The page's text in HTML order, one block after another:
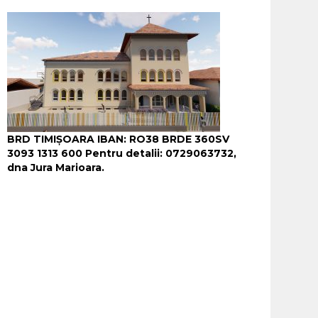
BRD TIMIȘOARA IBAN: RO38 BRDE 360SV
3093 1313 600 Pentru detalii: 0729063732,
dna Jura Marioara.